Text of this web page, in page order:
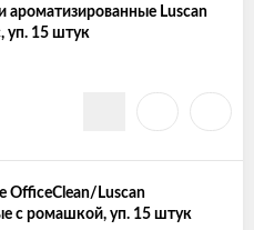
ароматизированные Luscan
уп. 15 штук
OfficeClean/Luscan
с ромашкой, уп. 15 штук